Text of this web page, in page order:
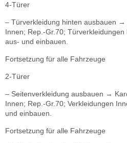
4-Türer
– Türverkleidung hinten ausbauen
Innen; Rep.-Gr.70;
aus- und einbauen.
Fortsetzung für alle Fahrzeuge
2-Türer
– Seitenverkleidung ausbauen →
Innen; Rep.-Gr.70; Verkleidungen
und einbauen.
Fortsetzung für alle Fahrzeuge